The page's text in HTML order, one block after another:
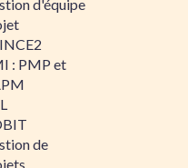
d'équipe
: PMP et
de